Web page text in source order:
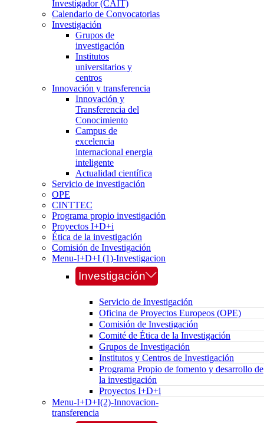
Investigador (CAIT)
Calendario de Convocatorias
Investigación
Grupos de
investigación
Institutos
universitarios y
centros
Innovación y transferencia
Innovación y
Transferencia del
Conocimiento
Campus de
excelencia
internacional energia
inteligente
Actualidad científica
Servicio de investigación
OPE
CINTTEC
Programa propio investigación
Proyectos I+D+i
Ética de la investigación
Comisión de Investigación
Menu-I+D+I (1)-Investigacion
Investigación
Servicio de Investigación
Oficina de Proyectos Europeos (OPE)
Comisión de Investigación
Comité de Ética de la Investigación
Grupos de Investigación
Institutos y Centros de Investigación
Programa Propio de fomento y desarrollo de
la investigación
Proyectos I+D+i
Menu-I+D+I(2)-Innovacion-
transferencia